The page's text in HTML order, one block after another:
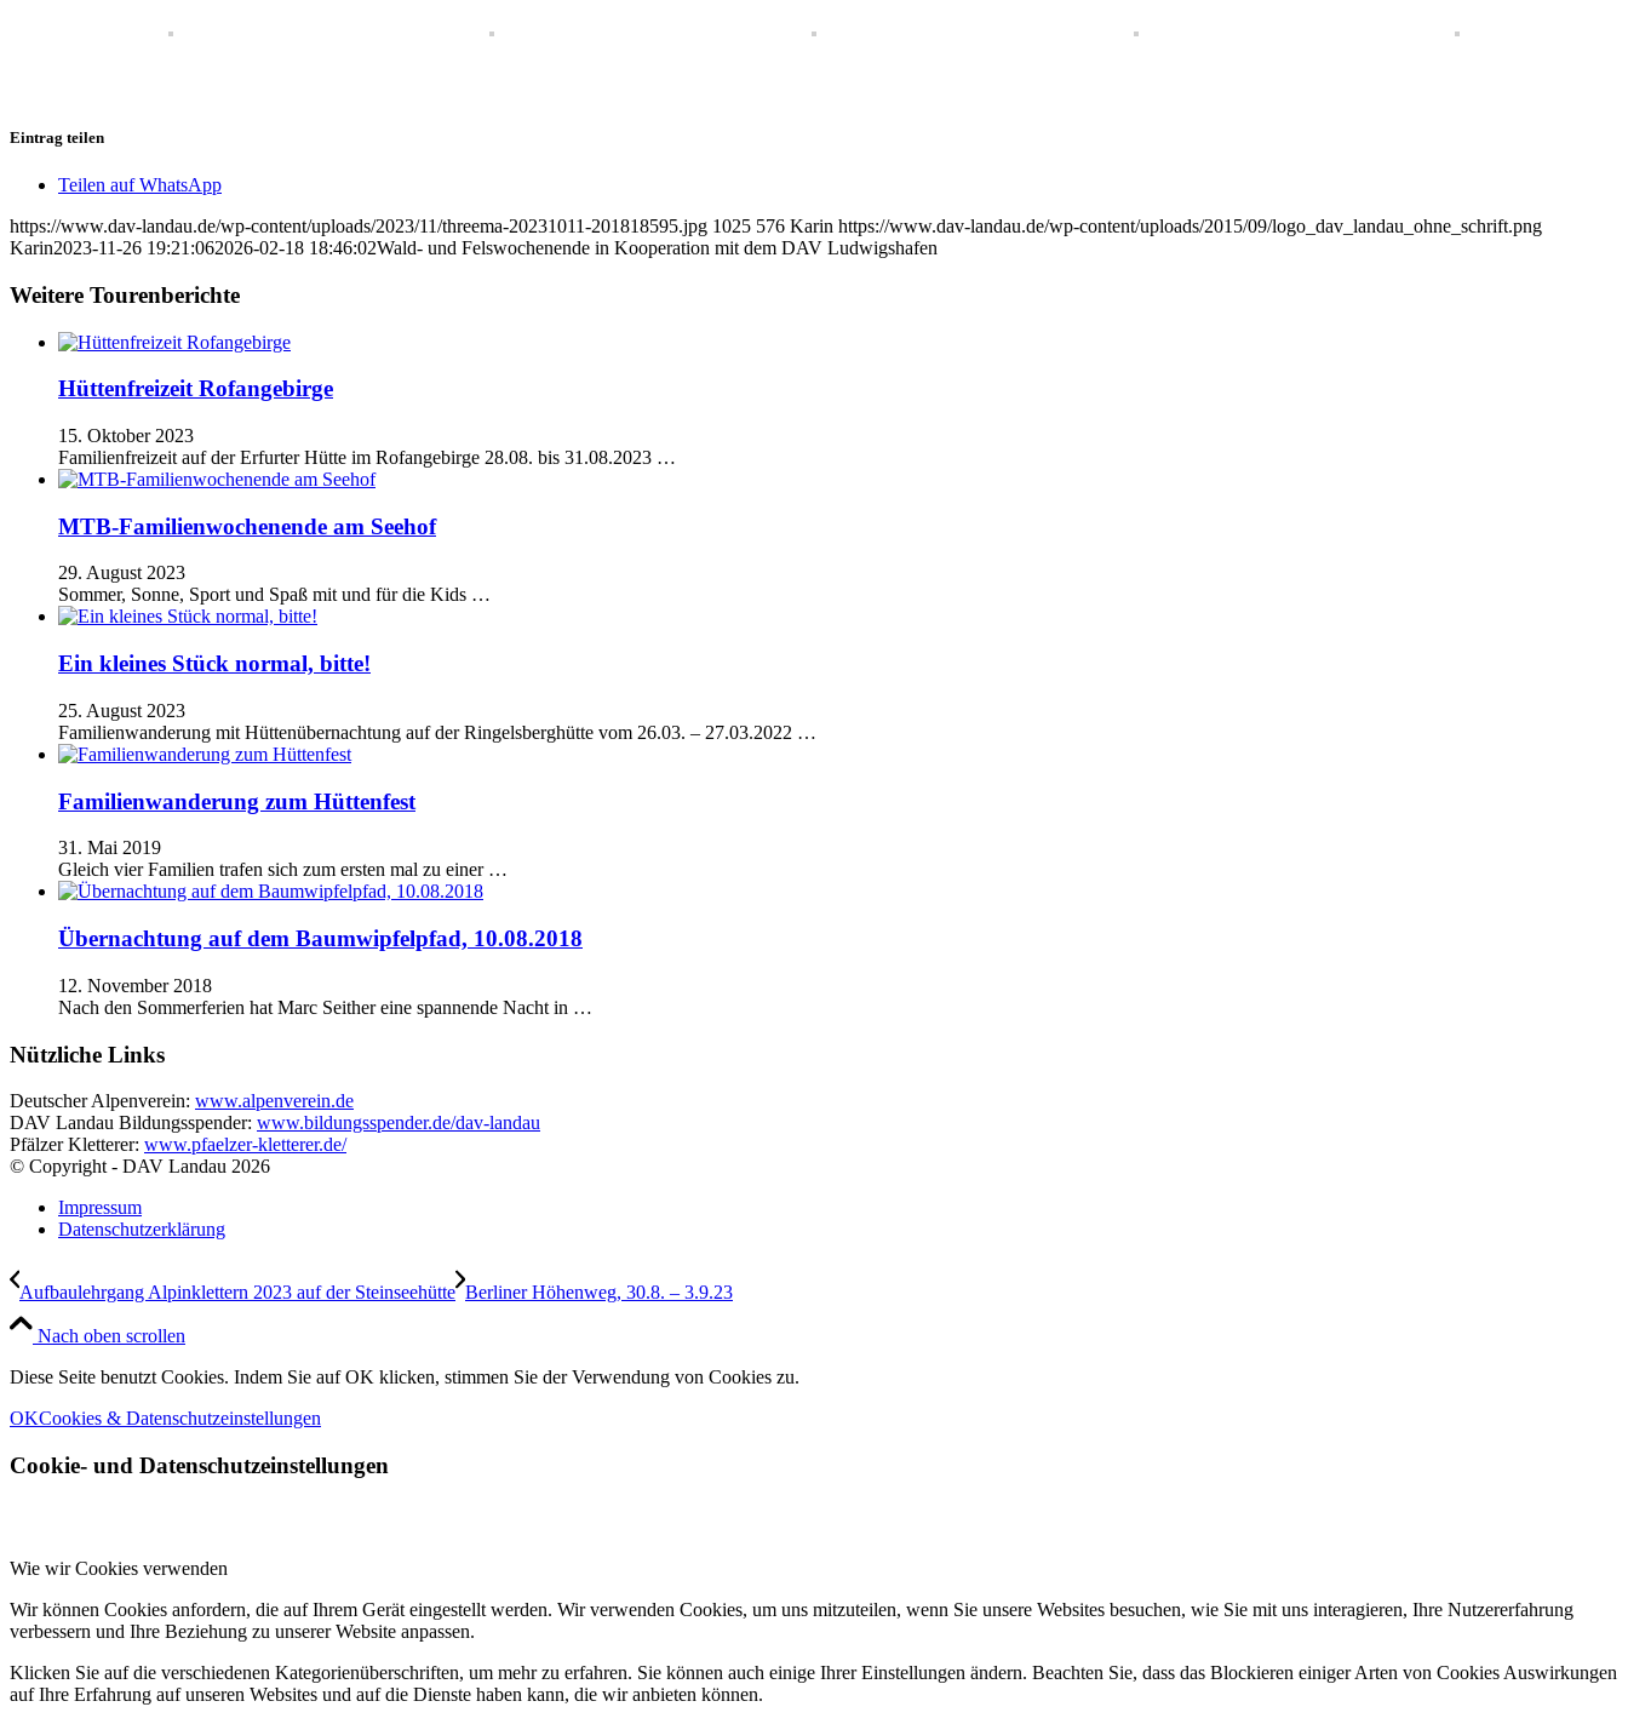
Eintrag teilen
Teilen auf WhatsApp
https://www.dav-landau.de/wp-content/uploads/2023/11/threema-20231011-201818595.jpg 1025 576 Karin https://www.dav-landau.de/wp-content/uploads/2015/09/logo_dav_landau_ohne_schrift.png
Karin2023-11-26 19:21:062026-02-18 18:46:02Wald- und Felswochenende in Kooperation mit dem DAV Ludwigshafen
Weitere Tourenberichte
Hüttenfreizeit Rofangebirge
15. Oktober 2023
Familienfreizeit auf der Erfurter Hütte im Rofangebirge 28.08. bis 31.08.2023 …
MTB-Familienwochenende am Seehof
29. August 2023
Sommer, Sonne, Sport und Spaß mit und für die Kids …
Ein kleines Stück normal, bitte!
25. August 2023
Familienwanderung mit Hüttenübernachtung auf der Ringelsberghütte vom 26.03. – 27.03.2022 …
Familienwanderung zum Hüttenfest
31. Mai 2019
Gleich vier Familien trafen sich zum ersten mal zu einer …
Übernachtung auf dem Baumwipfelpfad, 10.08.2018
12. November 2018
Nach den Sommerferien hat Marc Seither eine spannende Nacht in …
Nützliche Links
Deutscher Alpenverein: www.alpenverein.de
DAV Landau Bildungsspender: www.bildungsspender.de/dav-landau
Pfälzer Kletterer: www.pfaelzer-kletterer.de/
© Copyright - DAV Landau 2026
Impressum
Datenschutzerklärung
Aufbaulehrgang Alpinklettern 2023 auf der Steinseehütte Berliner Höhenweg, 30.8. – 3.9.23
Nach oben scrollen
Diese Seite benutzt Cookies. Indem Sie auf OK klicken, stimmen Sie der Verwendung von Cookies zu.
OKCookies & Datenschutzeinstellungen
Cookie- und Datenschutzeinstellungen
Wie wir Cookies verwenden
Wir können Cookies anfordern, die auf Ihrem Gerät eingestellt werden. Wir verwenden Cookies, um uns mitzuteilen, wenn Sie unsere Websites besuchen, wie Sie mit uns interagieren, Ihre Nutzererfahrung
verbessern und Ihre Beziehung zu unserer Website anpassen.
Klicken Sie auf die verschiedenen Kategorienüberschriften, um mehr zu erfahren. Sie können auch einige Ihrer Einstellungen ändern. Beachten Sie, dass das Blockieren einiger Arten von Cookies Auswirkungen
auf Ihre Erfahrung auf unseren Websites und auf die Dienste haben kann, die wir anbieten können.